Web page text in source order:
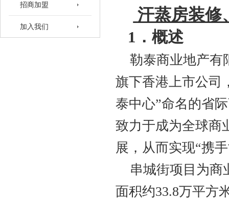
招商加盟
加入我们
汗蒸房装修
1．概述
勒泰商业地产有
旗下香港上市公司
泰中心”命名的省
致力于成为全球商
展，从而实现“携
串城街项目为商
面积约33.8万平方